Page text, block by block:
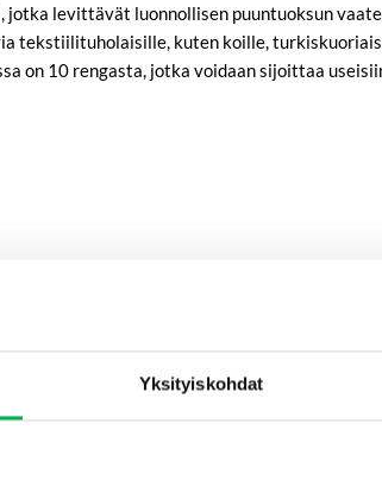
Yksityiskohdat
levittävät luonnollisen puuntuoksun
tekstiilituholaisille, kuten koille,
on 10 rengasta, jotka voidaan sijoittaa
kenkäsäilytykseen.